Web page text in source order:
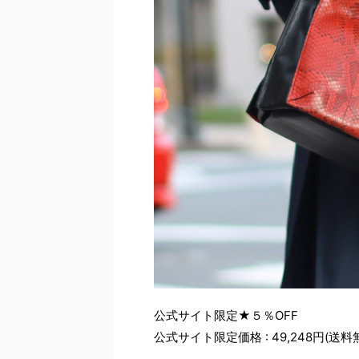
公式サイト限定★５％OFF
公式サイト限定価格 : 49,248円(送料